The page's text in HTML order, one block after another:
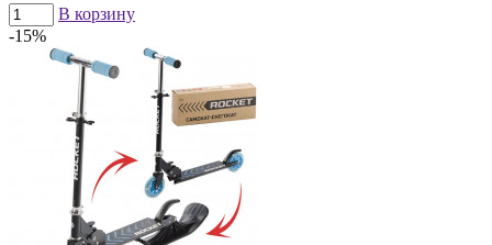
В корзину
-15%